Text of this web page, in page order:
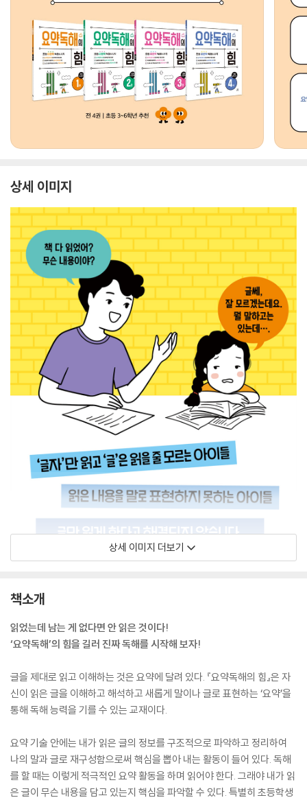
상세 이미지
상세 이미지 더보기
책소개
읽었는데 남는 게 없다면 안 읽은 것이다!
‘요약독해’의 힘을 길러 진짜 독해를 시작해 보자!
글을 제대로 읽고 이해하는 것은 요약에 달려 있다. 『요약독해의 힘』은 자
신이 읽은 글을 이해하고 해석하고 새롭게 말이나 글로 표현하는 ‘요약’을
통해 독해 능력을 기를 수 있는 교재이다.
요약 기술 안에는 내가 읽은 글의 정보를 구조적으로 파악하고 정리하여
나의 말과 글로 재구성함으로써 핵심을 뽑아 내는 활동이 들어 있다. 독해
를 할 때는 이렇게 적극적인 요약 활동을 하며 읽어야 한다. 그래야 내가 읽
은 글이 무슨 내용을 담고 있는지 핵심을 파악할 수 있다. 특별히 초등학생